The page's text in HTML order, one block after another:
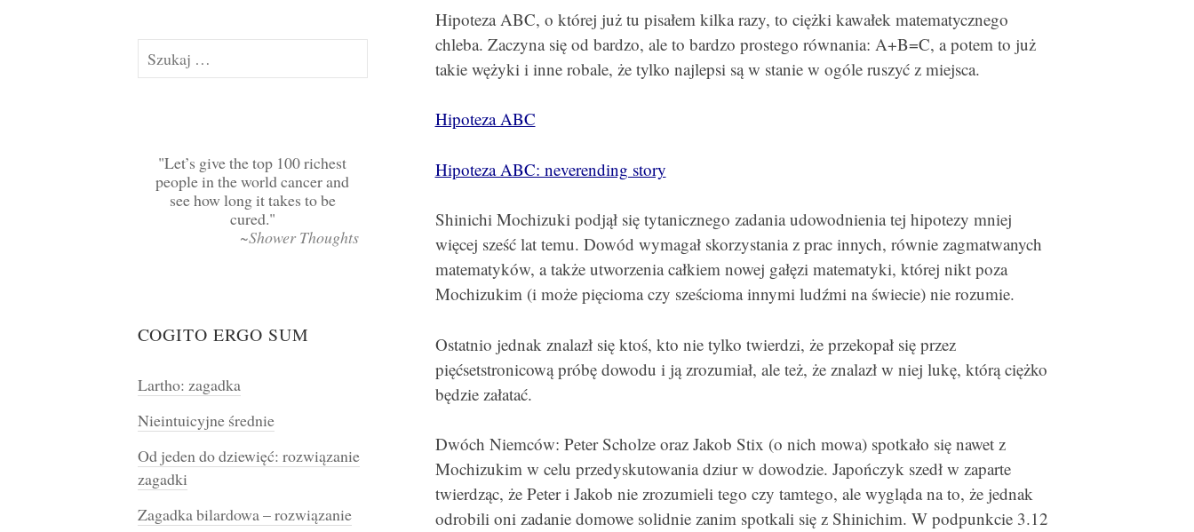
Hipoteza ABC, o której już tu pisałem kilka razy, to ciężki kawałek matematycznego
chleba. Zaczyna się od bardzo, ale to bardzo prostego równania: A+B=C, a potem to już
takie wężyki i inne robale, że tylko najlepsi są w stanie w ogóle ruszyć z miejsca.
Hipoteza ABC
Hipoteza ABC: neverending story
Shinichi Mochizuki podjął się tytanicznego zadania udowodnienia tej hipotezy mniej
więcej sześć lat temu. Dowód wymagał skorzystania z prac innych, równie zagmatwanych
matematyków, a także utworzenia całkiem nowej gałęzi matematyki, której nikt poza
Mochizukim (i może pięcioma czy sześcioma innymi ludźmi na świecie) nie rozumie.
Ostatnio jednak znalazł się ktoś, kto nie tylko twierdzi, że przekopał się przez
pięćsetstronicową próbę dowodu i ją zrozumiał, ale też, że znalazł w niej lukę, którą ciężko
będzie załatać.
Dwóch Niemców: Peter Scholze oraz Jakob Stix (o nich mowa) spotkało się nawet z
Mochizukim w celu przedyskutowania dziur w dowodzie. Japończyk szedł w zaparte
twierdząc, że Peter i Jakob nie zrozumieli tego czy tamtego, ale wygląda na to, że jednak
odrobili oni zadanie domowe solidnie zanim spotkali się z Shinichim. W podpunkcie 3.12
Szukaj:
Let’s give the top 100 richest
people in the world cancer and
see how long it takes to be
cured.
~Shower Thoughts
COGITO ERGO SUM
Lartho: zagadka
Nieintuicyjne średnie
Od jeden do dziewięć: rozwiązanie
zagadki
Zagadka bilardowa – rozwiązanie